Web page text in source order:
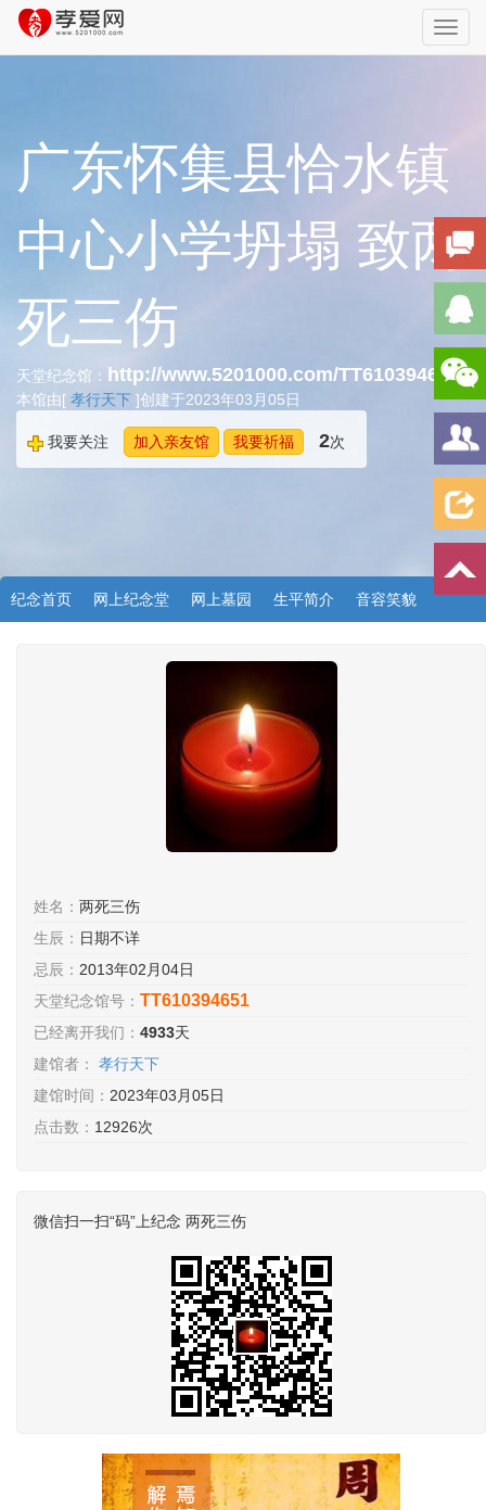
广东怀集县恰水镇
中心小学坍塌 致两
死三伤
天堂纪念馆： http://www.5201000.com/TT610394651
本馆由[ 孝行天下 ]创建于2023年03月05日
我要关注 加入亲友馆 我要祈福 2次
纪念首页 网上纪念堂 网上墓园 生平简介 音容笑貌
姓名： 两死三伤
生辰： 日期不详
忌辰： 2013年02月04日
天堂纪念馆号： TT610394651
已经离开我们： 4933天
建馆者：
孝行天下
建馆时间： 2023年03月05日
点击数： 12926次
微信扫一扫“码”上纪念 两死三伤